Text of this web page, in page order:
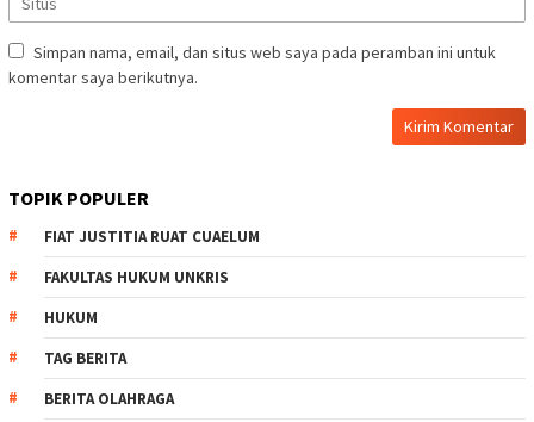
Simpan nama, email, dan situs web saya pada peramban ini untuk
komentar saya berikutnya.
TOPIK POPULER
FIAT JUSTITIA RUAT CUAELUM
FAKULTAS HUKUM UNKRIS
HUKUM
TAG BERITA
BERITA OLAHRAGA